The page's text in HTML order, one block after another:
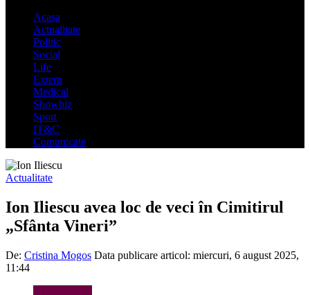
Acasa
Actualitate
Politic
Social
Life
Extern
Medical
Showbiz
Sport
IT&C
Comunicate
Actualitate
Ion Iliescu avea loc de veci în Cimitirul
„Sfânta Vineri”
De: Cristina Mogos Data publicare articol: miercuri, 6 august 2025,
11:44